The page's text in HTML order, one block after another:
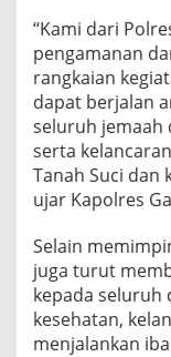
“Kami dari
pengamanan
rangkaian
dapat berjalan
seluruh jemaah
serta
Tanah Suci dan
ujar Kapolres
Selain
juga turut
kepada seluruh
kesehatan,
menjalankan